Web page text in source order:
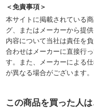
＜免責事項＞
本サイトに掲載されている
グ、またはメーカーから提
内容について当社は責任を
合わせはメーカーに直接行
す。また、メーカーによる
が異なる場合がございます。
この商品を買った人